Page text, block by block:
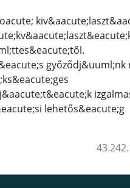
győződj&uuml;nk
lehetős&eacute;g